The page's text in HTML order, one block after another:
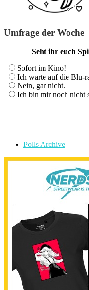
Umfrage der Woche
Seht ihr euch
Sofort im Kino!
Ich warte auf die Blu-
Nein, gar nicht.
Ich bin mir noch nicht
Polls Archive